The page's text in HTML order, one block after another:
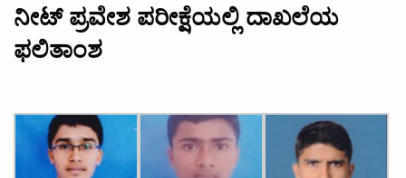
ನೀಟ್ ಪ್ರವೇಶ ಪರೀಕ್ಷೆಯಲ್ಲಿ ದಾಖಲೆಯ
ಫಲಿತಾಂಶ